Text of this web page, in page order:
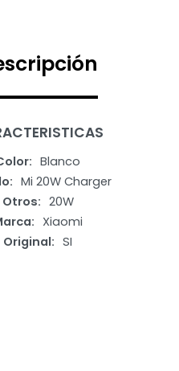
Blanco
Mi 20W Charger
Otros
20W
Xiaomi
Original
SI